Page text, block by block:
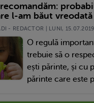
l-am băut vreodată
- REDACTOR | LUNI, 15.07.2019
O regulă
trebuie să o
ești părinte, și cu
părinte care este